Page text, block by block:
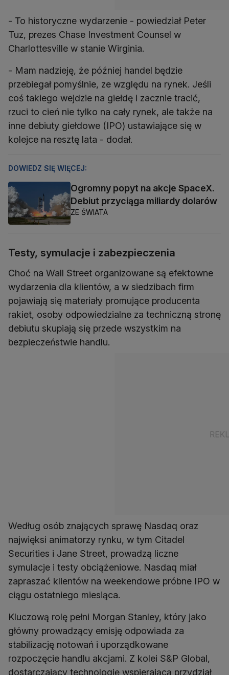
- To historyczne wydarzenie - powiedział Peter
Tuz, prezes Chase Investment Counsel w
Charlottesville w stanie Wirginia.
- Mam nadzieję, że później handel będzie
przebiegał pomyślnie, ze względu na rynek. Jeśli
coś takiego wejdzie na giełdę i zacznie tracić,
rzuci to cień nie tylko na cały rynek, ale także na
inne debiuty giełdowe (IPO) ustawiające się w
kolejce na resztę lata - dodał.
DOWIEDZ SIĘ WIĘCEJ:
Ogromny popyt na akcje SpaceX.
Debiut przyciąga miliardy dolarów
ZE ŚWIATA
Testy, symulacje i zabezpieczenia
Choć na Wall Street organizowane są efektowne
wydarzenia dla klientów, a w siedzibach firm
pojawiają się materiały promujące producenta
rakiet, osoby odpowiedzialne za techniczną stronę
debiutu skupiają się przede wszystkim na
bezpieczeństwie handlu.
Według osób znających sprawę Nasdaq oraz
najwięksi animatorzy rynku, w tym Citadel
Securities i Jane Street, prowadzą liczne
symulacje i testy obciążeniowe. Nasdaq miał
zapraszać klientów na weekendowe próbne IPO w
ciągu ostatniego miesiąca.
Kluczową rolę pełni Morgan Stanley, który jako
główny prowadzący emisję odpowiada za
stabilizację notowań i uporządkowane
rozpoczęcie handlu akcjami. Z kolei S&P Global,
dostarczający technologię wspierającą przydział